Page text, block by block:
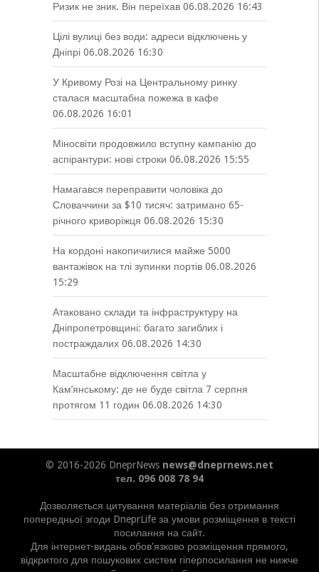
Ризик не зник. Він переїхав 06.08.2026 16:43
Цілі вулиці без води: адреси відключень у
Дніпрі 06.08.2026 16:30
У Кривому Розі на Центральному ринку
сталася масштабна пожежа в кафе
06.08.2026 16:01
Міносвіти продовжило вступну кампанію до
аспірантури: нові строки 06.08.2026 15:55
Намагався переправити чоловіка до
Словаччини за $10 тисяч: затримано 65-
річного криворіжця 06.08.2026 15:30
На кордоні накопичилися майже 5000
вантажівок на тлі зупинки портів 06.08.2026
15:29
Атаковано склади та інфраструктуру на
Дніпропетровщині: багато загиблих і
постраждалих 06.08.2026 14:30
Масштабне відключення світла у
Кам’янському: де не буде світла 7 серпня
протягом 11 годин 06.08.2026 14:30
© 2016-2026 DneprNews news@dneprnews.net
тел. 096 008 78 94
Дозволяється цитування матеріалів без отримання
попередньої згоди DneprLife за умови розміщення в тексті
посилання на сайт.
Для інтернет-видань обов'язково розміщення прямого,
відкритого для пошукових систем гіперпосилання не нижче